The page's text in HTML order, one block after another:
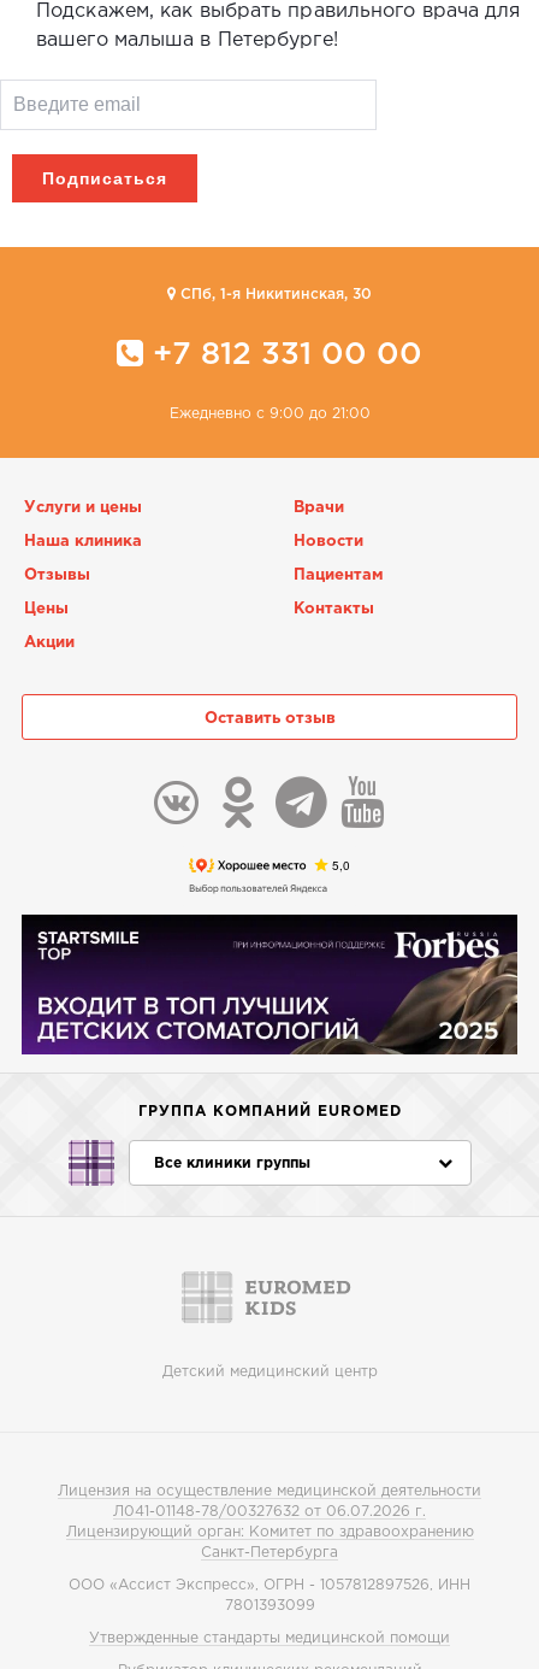
Подскажем, как выбрать правильного врача для
вашего малыша в Петербурге!
CПб, 1-я Никитинская, 30
+7 812 331 00 00
Ежедневно с 9:00 до 21:00
Услуги и цены Врачи
Наша клиника Новости
Отзывы Пациентам
Цены Контакты
Акции
Оставить отзыв
ГРУППА КОМПАНИЙ EUROMED
Все клиники группы
Детский медицинский центр
Лицензия на осуществление медицинской деятельности
Л041-01148-78/00327632 от 06.07.2026 г.
Лицензирующий орган: Комитет по здравоохранению
Санкт-Петербурга
ООО «Ассист Экспресс», ОГРН - 1057812897526, ИНН
7801393099
Утвержденные стандарты медицинской помощи